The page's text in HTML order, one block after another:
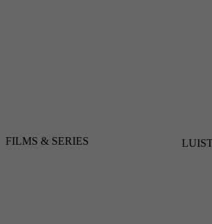
FILMS & SERIES